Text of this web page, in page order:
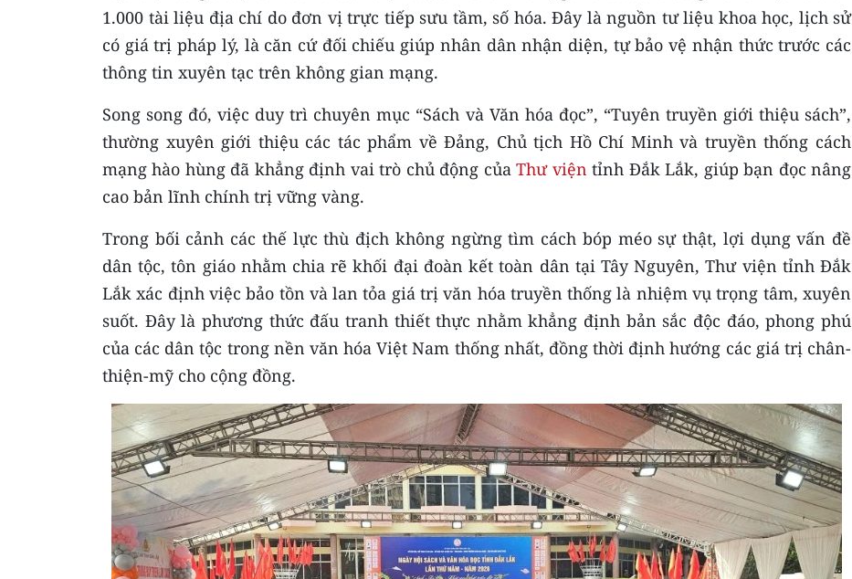
1.000 tài liệu địa chí do đơn vị trực tiếp sưu tầm, số hóa. Đây là nguồn tư liệu khoa học, lịch sử
có giá trị pháp lý, là căn cứ đối chiếu giúp nhân dân nhận diện, tự bảo vệ nhận thức trước các
thông tin xuyên tạc trên không gian mạng.
Song song đó, việc duy trì chuyên mục “Sách và Văn hóa đọc”, “Tuyên truyền giới thiệu sách”,
thường xuyên giới thiệu các tác phẩm về Đảng, Chủ tịch Hồ Chí Minh và truyền thống cách
mạng hào hùng đã khẳng định vai trò chủ động củaThư viện tỉnh Đắk Lắk, giúp bạn đọc nâng
cao bản lĩnh chính trị vững vàng.
Trong bối cảnh các thế lực thù địch không ngừng tìm cách bóp méo sự thật, lợi dụng vấn đề
dân tộc, tôn giáo nhằm chia rẽ khối đại đoàn kết toàn dân tại Tây Nguyên, Thư viện tỉnh Đắk
Lắk xác định việc bảo tồn và lan tỏa giá trị văn hóa truyền thống là nhiệm vụ trọng tâm, xuyên
suốt. Đây là phương thức đấu tranh thiết thực nhằm khẳng định bản sắc độc đáo, phong phú
của các dân tộc trong nền văn hóa Việt Nam thống nhất, đồng thời định hướng các giá trị chân-
thiện-mỹ cho cộng đồng.